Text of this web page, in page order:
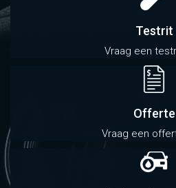
Testrit
Vraag een
Offerte
Vraag een